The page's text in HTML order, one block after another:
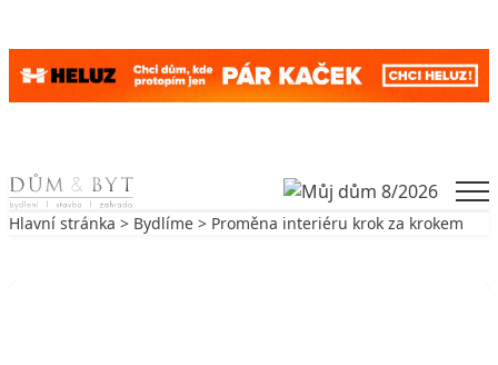
Skip to content
Hlavní stránka > Bydlíme > Proměna interiéru krok za krokem